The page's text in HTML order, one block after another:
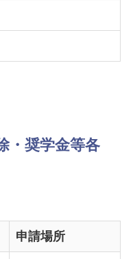
・奨学金等各
申請場所